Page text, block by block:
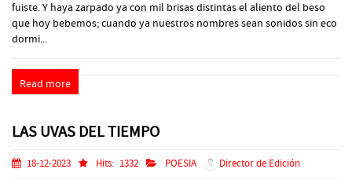
fuiste. Y haya zarpado ya con mil brisas distintas el aliento del beso
que hoy bebemos; cuando ya nuestros nombres sean sonidos sin eco
dormi...
Read more
LAS UVAS DEL TIEMPO
18-12-2023 Hits: 1332 POESIA Director de Edición